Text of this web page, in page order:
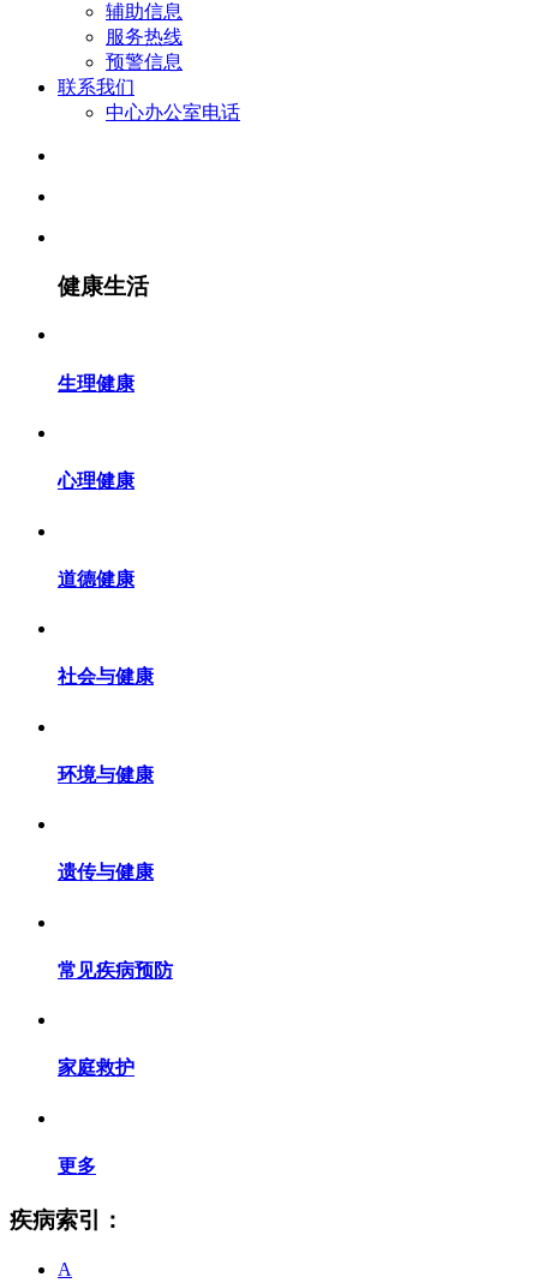
辅助信息
服务热线
预警信息
联系我们
中心办公室电话
健康生活
生理健康
心理健康
道德健康
社会与健康
环境与健康
遗传与健康
常见疾病预防
家庭救护
更多
疾病索引：
A